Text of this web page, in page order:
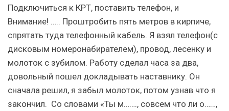
Подключиться к КРТ, поставить телефон, и
Внимание! ….. Проштробить пять метров в кирпиче,
спрятать туда телефонный кабель. Я взял телефон(с
дисковым номеронабирателем), провод, лесенку и
молоток с зубилом. Работу сделал часа за два,
довольный пошел докладывать наставнику. Он
сначала решил, я забыл молоток, потом узнав что я
закончил. Со словами «Ты м……., совсем что ли о……,